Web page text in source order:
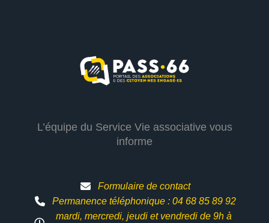
L’équipe du Service Vie associative vous
informe
Formulaire de contact
Permanence téléphonique : 04 68 85 89 92
mardi, mercredi, jeudi et vendredi de 9h à